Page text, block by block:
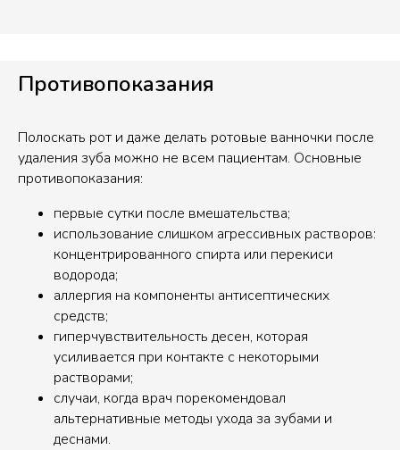
Противопоказания
Полоскать рот и даже делать ротовые ванночки после
удаления зуба можно не всем пациентам. Основные
противопоказания:
первые сутки после вмешательства;
использование слишком агрессивных растворов:
концентрированного спирта или перекиси
водорода;
аллергия на компоненты антисептических
средств;
гиперчувствительность десен, которая
усиливается при контакте с некоторыми
растворами;
случаи, когда врач порекомендовал
альтернативные методы ухода за зубами и
деснами.